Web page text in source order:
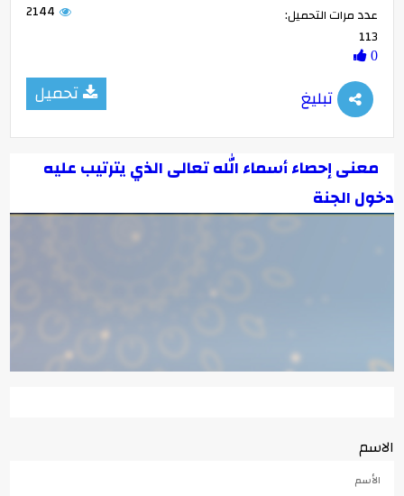
2144
عدد مرات التحميل:
113
0
تحميل تبليغ
معنى إحصاء أسماء الله تعالى الذي يترتيب عليه
دخول الجنة
الاسم